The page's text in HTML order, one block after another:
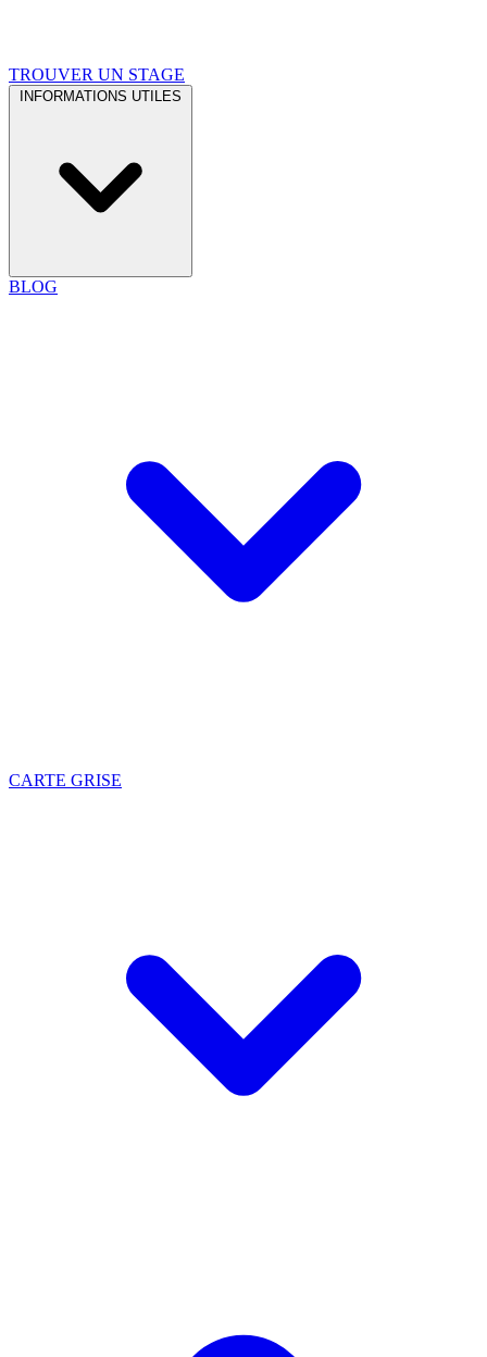
TROUVER UN STAGE
INFORMATIONS UTILES
BLOG
CARTE GRISE